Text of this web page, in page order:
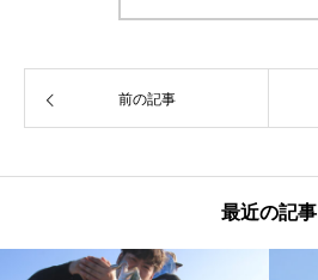
前の記事
最近の記事